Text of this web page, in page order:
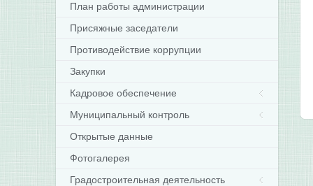
План работы администрации
Присяжные заседатели
Противодействие коррупции
Закупки
Кадровое обеспечение
Муниципальный контроль
Открытые данные
Фотогалерея
Градостроительная деятельность